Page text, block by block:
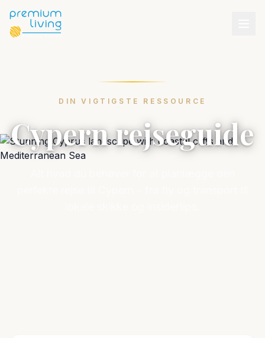
DIN VIGTIGSTE RESSOURCE
Cypern rejseguide